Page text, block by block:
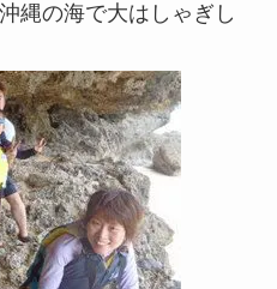
縄の海で大はしゃぎし